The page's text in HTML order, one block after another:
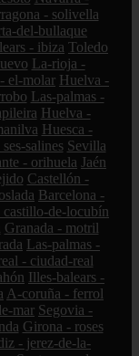
- solivella
del-bullaque
- ibiza Toledo
La-rioja -
el-molar Huelva -
Las-palmas -
Huelva -
Huesca -
salines Sevilla
- orihuela Jaén
Castellón -
Barcelona -
castillo-de-locubín
Granada - motril
Las-palmas -
- ciudad-real
Illes-balears -
A-coruña - ferrol
mar Segovia -
Girona - roses
- jerez-de-la-